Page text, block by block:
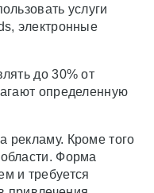
услуги
электронные
до 30% от
определенную
Кроме того
Форма
и требуется